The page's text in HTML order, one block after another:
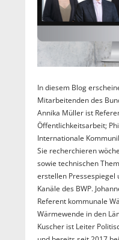
In diesem Blog
Mitarbeitenden des
Annika Müller ist
Öffentlichkeitsarbeit;
Internationale
Sie recherchieren
sowie technischen
erstellen Pressespiegel
Kanäle des BWP.
Referent kommunale
Wärmewende in den
Kuscher ist Leiter